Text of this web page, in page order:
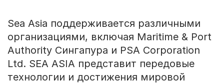
Sea Asia поддерживается различными
организациями, включая Maritime & Port
Authority Сингапура и PSA Corporation
Ltd. SEA ASIA представит передовые
технологии и достижения мировой